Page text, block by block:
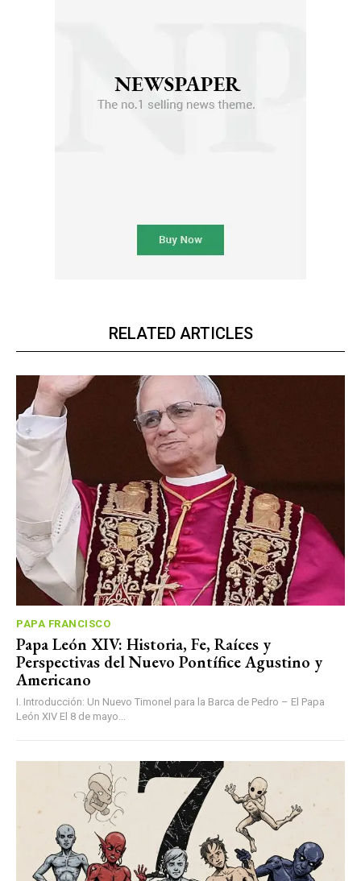
RELATED ARTICLES
PAPA FRANCISCO
Papa León XIV: Historia, Fe, Raíces y
Perspectivas del Nuevo Pontífice Agustino y
Americano
I. Introducción: Un Nuevo Timonel para la Barca de Pedro – El Papa
León XIV El 8 de mayo...